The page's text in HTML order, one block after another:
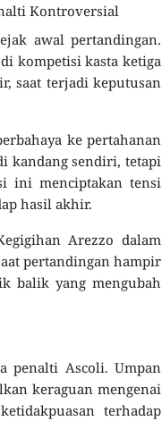
Kontroversial
awal pertandingan.
kompetisi kasta ketiga
saat terjadi keputusan
ke pertahanan
kandang sendiri, tetapi
ini menciptakan tensi
hasil akhir.
Arezzo dalam
pertandingan hampir
balik yang mengubah
penalti Ascoli. Umpan
keraguan mengenai
terhadap